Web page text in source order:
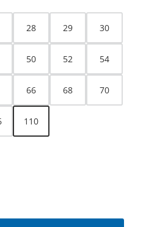
28 29 30
50 52 54
66 68 70
110
Wert ein